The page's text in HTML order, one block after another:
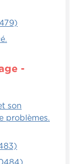
-
son
problèmes.